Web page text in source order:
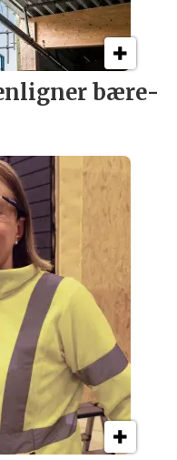
bære­